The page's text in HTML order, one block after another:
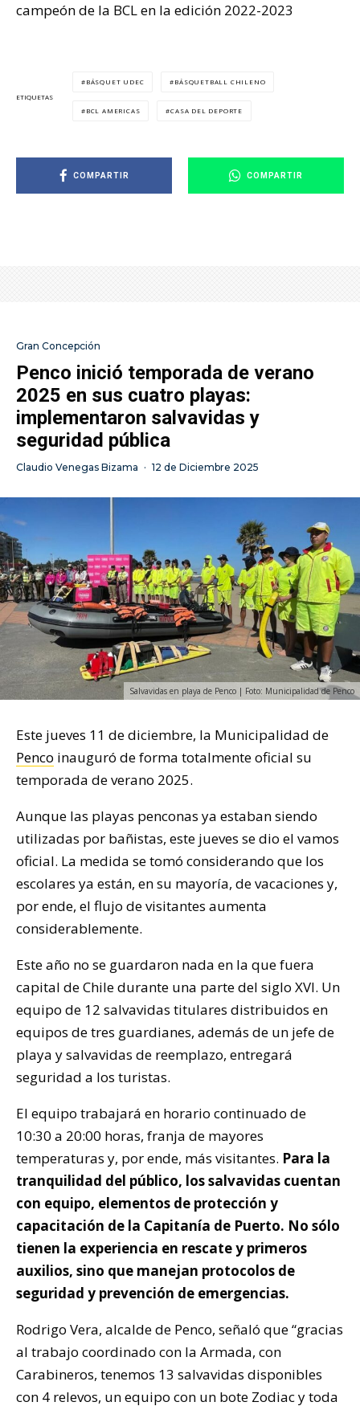
campeón de la BCL en la edición 2022-2023
ETIQUETAS
BÁSQUET UDEC BÁSQUETBALL CHILENO
BCL AMERICAS CASA DEL DEPORTE
COMPARTIR COMPARTIR
Gran Concepción
Penco inició temporada de verano
2025 en sus cuatro playas:
implementaron salvavidas y
seguridad pública
Claudio Venegas Bizama · 12 de Diciembre 2025
Salvavidas en playa de Penco | Foto: Municipalidad de Penco
Este jueves 11 de diciembre, la Municipalidad de
Penco inauguró de forma totalmente oficial su
temporada de verano 2025.
Aunque las playas penconas ya estaban siendo
utilizadas por bañistas, este jueves se dio el vamos
oficial. La medida se tomó considerando que los
escolares ya están, en su mayoría, de vacaciones y,
por ende, el flujo de visitantes aumenta
considerablemente.
Este año no se guardaron nada en la que fuera
capital de Chile durante una parte del siglo XVI. Un
equipo de 12 salvavidas titulares distribuidos en
equipos de tres guardianes, además de un jefe de
playa y salvavidas de reemplazo, entregará
seguridad a los turistas.
El equipo trabajará en horario continuado de
10:30 a 20:00 horas, franja de mayores
temperaturas y, por ende, más visitantes. Para la
tranquilidad del público, los salvavidas cuentan
con equipo, elementos de protección y
capacitación de la Capitanía de Puerto. No sólo
tienen la experiencia en rescate y primeros
auxilios, sino que manejan protocolos de
seguridad y prevención de emergencias.
Rodrigo Vera, alcalde de Penco, señaló que “gracias
al trabajo coordinado con la Armada, con
Carabineros, tenemos 13 salvavidas disponibles
con 4 relevos, un equipo con un bote Zodiac y toda